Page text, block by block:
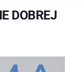
DOBREJ